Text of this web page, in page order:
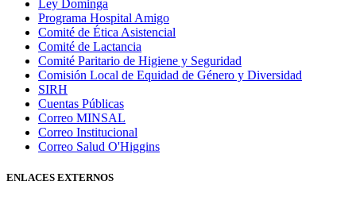
Ley Dominga
Programa Hospital Amigo
Comité de Ética Asistencial
Comité de Lactancia
Comité Paritario de Higiene y Seguridad
Comisión Local de Equidad de Género y Diversidad
SIRH
Cuentas Públicas
Correo MINSAL
Correo Institucional
Correo Salud O'Higgins
ENLACES EXTERNOS